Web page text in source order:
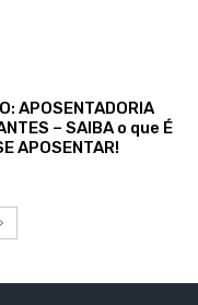
APOSENTADORIA
– SAIBA o que É
APOSENTAR!